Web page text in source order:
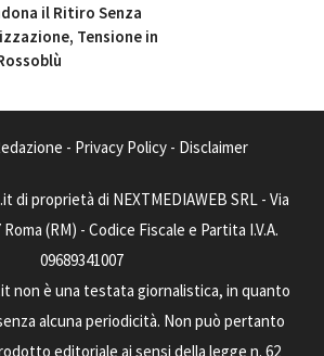
il Ritiro Senza
Tensione in
- Privacy Policy - Disclaimer
di proprietà di NEXTMEDIAWEB SRL - Via
(RM) - Codice Fiscale e Partita I.V.A.
09689341007
non è una testata giornalistica, in quanto
alcuna periodicità. Non può pertanto
editoriale ai sensi della legge n. 62